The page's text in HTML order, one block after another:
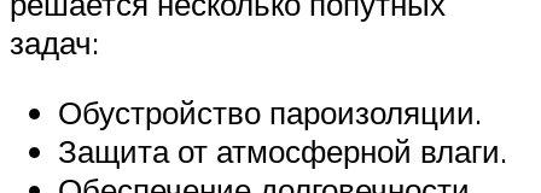
задач:
Обустройство пароизоляции.
Защита от атмосферной влаги.